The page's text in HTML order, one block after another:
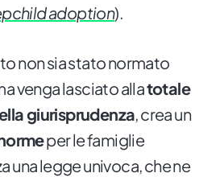
adoption).
non sia stato normato
venga lasciato allatotale
giurisprudenza, crea un
per le famiglie
una legge univoca, che ne